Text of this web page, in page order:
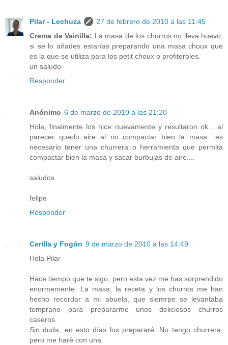
Pilar - Lechuza
27 de febrero de 2010 a las 11:45
Crema de Vainilla: La masa de los churros no lleva huevo,
si se lo añades estarías preparando una masa choux que
es la que se utiliza para los petit choux o profiteroles.
un saludo
Responder
Anónimo 6 de marzo de 2010 a las 21:20
Hola, finalmente los hice nuevamente y resultaron ok... al
parecer quedo aire al no compactar bien la masa....es
necesario tener una churrera o herramienta que permita
compactar bien la masa y sacar burbujas de aire....
saludos
felipe
Responder
Cerilla y Fogón 9 de marzo de 2010 a las 14:49
Hola Pilar
Hace tiempo que te sigo, pero esta vez me has sorprendido
enormemente. La masa, la receta y los churros me han
hecho recordar a mi abuela, que siemrpe se levantaba
temprano para prepararme unos deliciosos churros
caseros.
Sin duda, en esto días los prepararé. No tengo churrera,
pero me haré con una.